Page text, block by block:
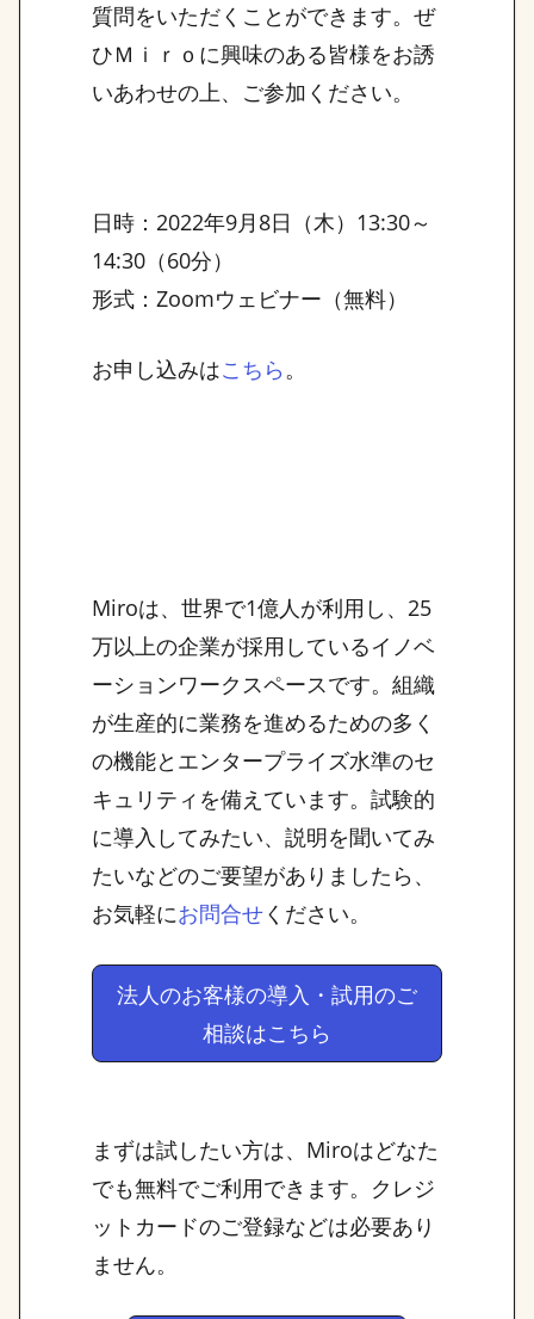
質問をいただくことができます。ぜ
ひＭｉｒｏに興味のある皆様をお誘
いあわせの上、ご参加ください。
日時：2022年9月8日（木）13:30～
14:30（60分）
形式：Zoomウェビナー（無料）
お申し込みはこちら。
Miroは、世界で1億人が利用し、25
万以上の企業が採用しているイノベ
ーションワークスペースです。組織
が生産的に業務を進めるための多く
の機能とエンタープライズ水準のセ
キュリティを備えています。試験的
に導入してみたい、説明を聞いてみ
たいなどのご要望がありましたら、
お気軽にお問合せください。
法人のお客様の導入・試用のご
相談はこちら
まずは試したい方は、Miroはどなた
でも無料でご利用できます。クレジ
ットカードのご登録などは必要あり
ません。